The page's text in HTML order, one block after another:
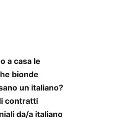
a casa le
bionde
un italiano?
contratti
da/a italiano